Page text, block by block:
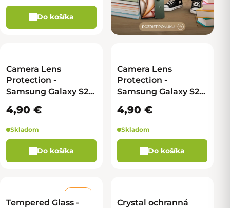
Do košíka
Camera Lens
Protection -
Samsung Galaxy S25
4,90 €
Skladom
Do košíka
Camera Lens
Protection -
Samsung Galaxy S25
veľké
4,90 €
Skladom
Do košíka
Tempered Glass -
Crystal ochranná